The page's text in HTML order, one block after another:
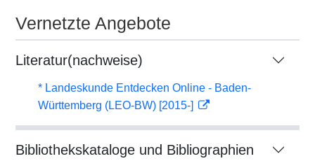
Vernetzte Angebote
Literatur(nachweise)
* Landeskunde Entdecken Online - Baden-
Württemberg (LEO-BW) [2015-]
Bibliothekskataloge und Bibliographien